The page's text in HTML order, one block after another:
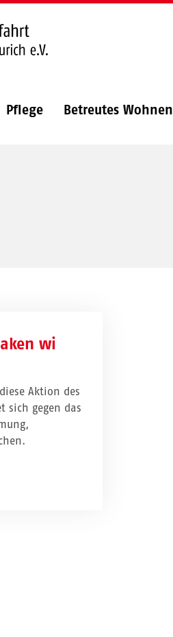
Pflege Betreutes Wohnen
wi
Aktion des
sich gegen das